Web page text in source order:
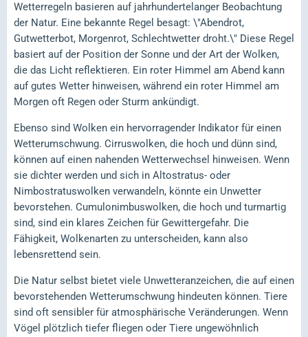
Wetterregeln basieren auf jahrhundertelanger Beobachtung
der Natur. Eine bekannte Regel besagt: \"Abendrot,
Gutwetterbot, Morgenrot, Schlechtwetter droht.\" Diese Regel
basiert auf der Position der Sonne und der Art der Wolken,
die das Licht reflektieren. Ein roter Himmel am Abend kann
auf gutes Wetter hinweisen, während ein roter Himmel am
Morgen oft Regen oder Sturm ankündigt.
Ebenso sind Wolken ein hervorragender Indikator für einen
Wetterumschwung. Cirruswolken, die hoch und dünn sind,
können auf einen nahenden Wetterwechsel hinweisen. Wenn
sie dichter werden und sich in Altostratus- oder
Nimbostratuswolken verwandeln, könnte ein Unwetter
bevorstehen. Cumulonimbuswolken, die hoch und turmartig
sind, sind ein klares Zeichen für Gewittergefahr. Die
Fähigkeit, Wolkenarten zu unterscheiden, kann also
lebensrettend sein.
Die Natur selbst bietet viele Unwetteranzeichen, die auf einen
bevorstehenden Wetterumschwung hindeuten können. Tiere
sind oft sensibler für atmosphärische Veränderungen. Wenn
Vögel plötzlich tiefer fliegen oder Tiere ungewöhnlich